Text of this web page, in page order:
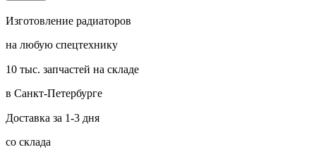
Изготовление радиаторов
на любую спецтехнику
10 тыс. запчастей на складе
в Санкт-Петербурге
Доставка за 1-3 дня
со склада